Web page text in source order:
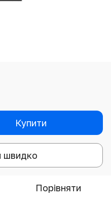
Купити
швидко
Порівняти